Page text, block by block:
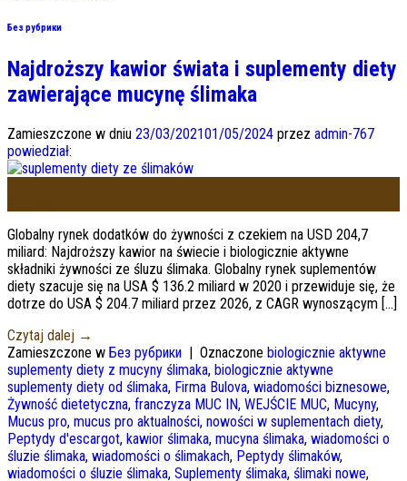
Без рубрики
Najdroższy kawior świata i suplementy diety
zawierające mucynę ślimaka
Zamieszczone w dniu 23/03/202101/05/2024 przez admin-767
powiedział:
Globalny rynek dodatków do żywności z czekiem na USD 204,7
miliard: Najdroższy kawior na świecie i biologicznie aktywne
składniki żywności ze śluzu ślimaka. Globalny rynek suplementów
diety szacuje się na USA $ 136.2 miliard w 2020 i przewiduje się, że
dotrze do USA $ 204.7 miliard przez 2026, z CAGR wynoszącym […]
Czytaj dalej →
Zamieszczone w Без рубрики | Oznaczone biologicznie aktywne
suplementy diety z mucyny ślimaka, biologicznie aktywne
suplementy diety od ślimaka, Firma Bulova, wiadomości biznesowe,
Żywność dietetyczna, franczyza MUC IN, WEJŚCIE MUC, Mucyny,
Mucus pro, mucus pro aktualności, nowości w suplementach diety,
Peptydy d'escargot, kawior ślimaka, mucyna ślimaka, wiadomości o
śluzie ślimaka, wiadomości o ślimakach, Peptydy ślimaków,
wiadomości o śluzie ślimaka, Suplementy ślimaka, ślimaki nowe,